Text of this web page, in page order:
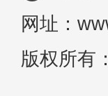
网址：
版权所有